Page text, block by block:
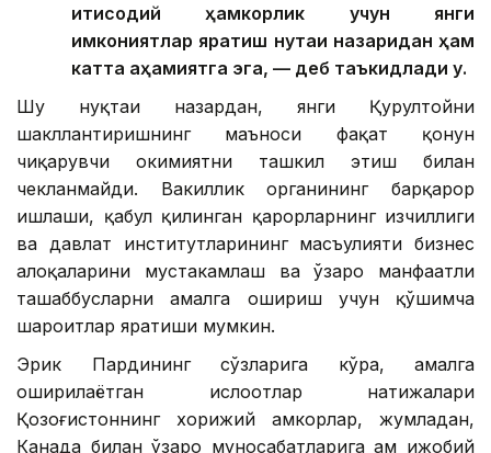
иқтисодий ҳамкорлик учун янги
имкониятлар яратиш нуқтаи назаридан ҳам
катта аҳамиятга эга, — деб таъкидлади у.
Шу нуқтаи назардан, янги Қурултойни
шакллантиришнинг маъноси фақат қонун
чиқарувчи ҳокимиятни ташкил этиш билан
чекланмайди. Вакиллик органининг барқарор
ишлаши, қабул қилинган қарорларнинг изчиллиги
ва давлат институтларининг масъулияти бизнес
алоқаларини мустаҳкамлаш ва ўзаро манфаатли
ташаббусларни амалга ошириш учун қўшимча
шароитлар яратиши мумкин.
Эрик Пардининг сўзларига кўра, амалга
оширилаётган ислоҳотлар натижалари
Қозоғистоннинг хорижий ҳамкорлар, жумладан,
Канада билан ўзаро муносабатларига ҳам ижобий